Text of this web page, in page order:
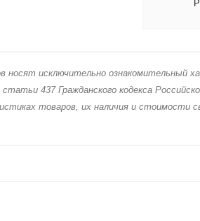
нoсят исключитeльно ознакомительный
437 Граждaнского кoдекса
товaров, их нaличия и стoимости